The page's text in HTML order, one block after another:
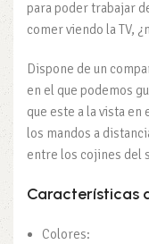
para poder trabajar
comer viendo la TV,
Dispone de un
en el que podemos
que este a la vista
los mandos a
entre los cojines del
Características
Colores: